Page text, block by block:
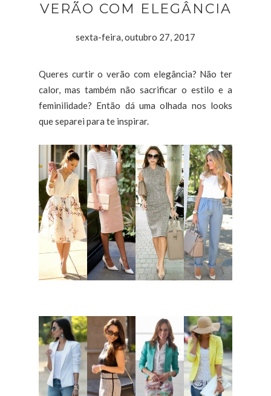
VERÃO COM ELEGÂNCIA
sexta-feira, outubro 27, 2017
Queres curtir o verão com elegância? Não ter
calor, mas também não sacrificar o estilo e a
feminilidade? Então dá uma olhada nos looks
que separei para te inspirar.